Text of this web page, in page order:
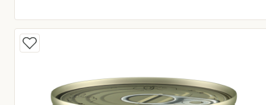
Huidige prijs € 16,96